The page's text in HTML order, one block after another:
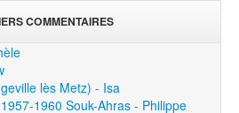
COMMENTAIRES
lès Metz) - Isa
1960 Souk-Ahras - Philippe